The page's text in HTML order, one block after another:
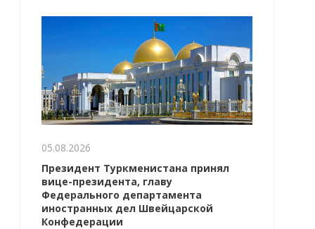
05.08.2026
Президент Туркменистана принял
вице-президента, главу
Федерального департамента
иностранных дел Швейцарской
Конфедерации